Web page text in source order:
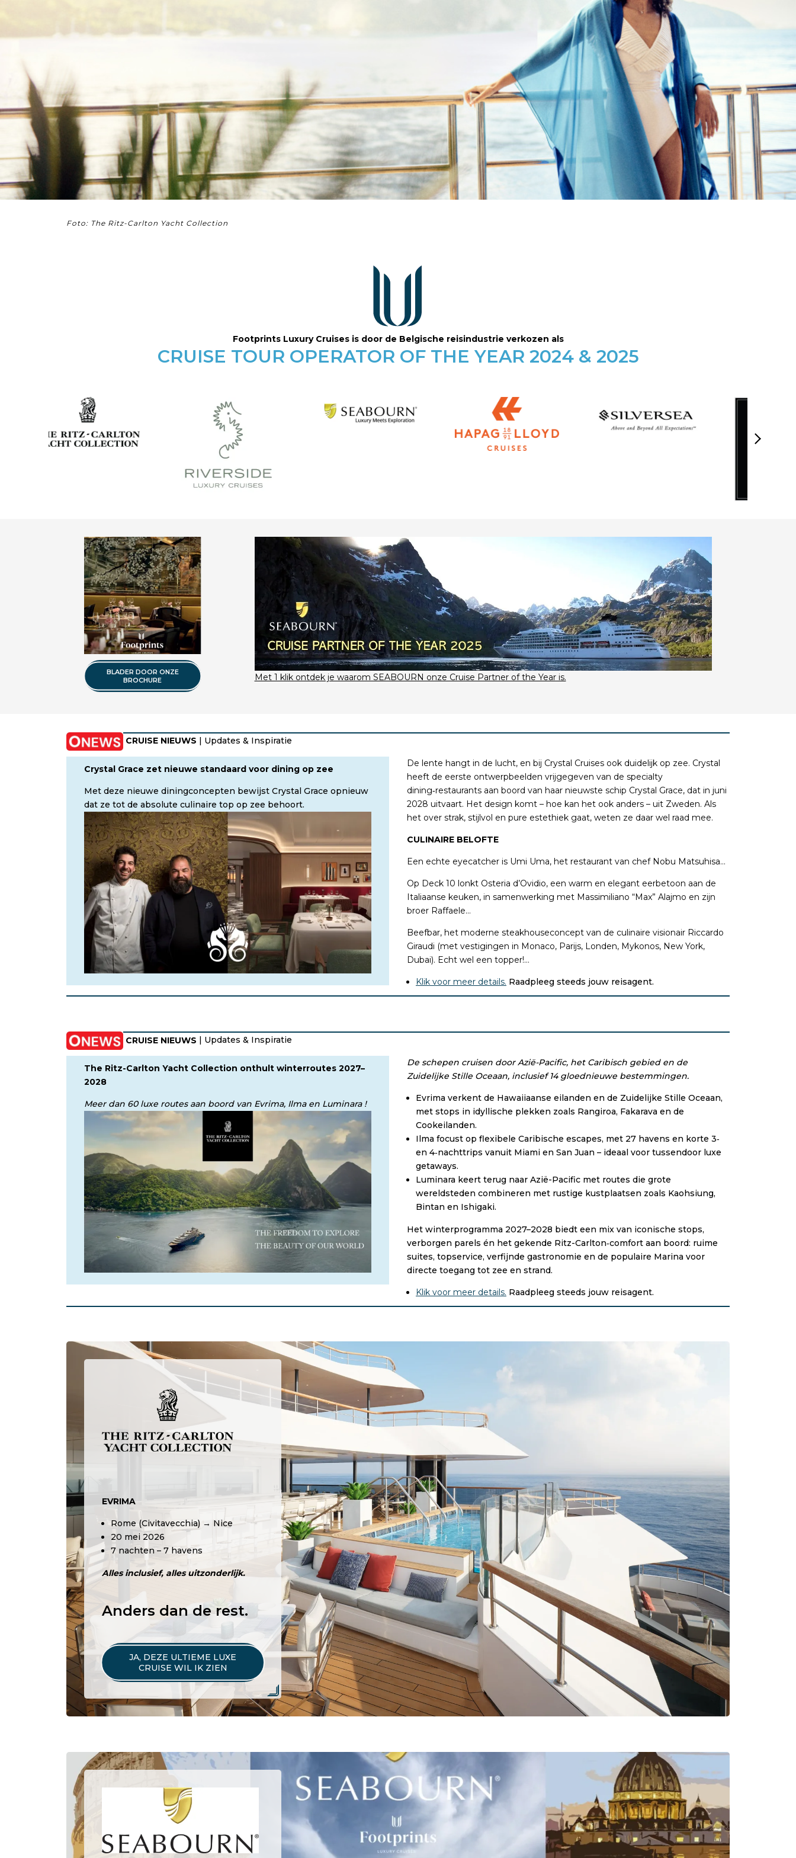
Foto: The Ritz-Carlton Yacht Collection
Footprints Luxury Cruises is door de Belgische reisindustrie verkozen als
CRUISE TOUR OPERATOR OF THE YEAR 2024 & 2025
BLADER DOOR ONZE
BROCHURE
Met 1 klik ontdek je waarom SEABOURN onze Cruise Partner of the Year is.
CRUISE NIEUWS | Updates & Inspiratie
Crystal Grace zet nieuwe standaard voor dining op zee
Met deze nieuwe diningconcepten bewijst Crystal Grace opnieuw
dat ze tot de absolute culinaire top op zee behoort.
De lente hangt in de lucht, en bij Crystal Cruises ook duidelijk op zee. Crystal
heeft de eerste ontwerpbeelden vrijgegeven van de specialty
dining‑restaurants aan boord van haar nieuwste schip Crystal Grace, dat in juni
2028 uitvaart. Het design komt – hoe kan het ook anders – uit Zweden. Als
het over strak, stijlvol en pure estethiek gaat, weten ze daar wel raad mee.
CULINAIRE BELOFTE
Een echte eyecatcher is Umi Uma, het restaurant van chef Nobu Matsuhisa…
Op Deck 10 lonkt Osteria d’Ovidio, een warm en elegant eerbetoon aan de
Italiaanse keuken, in samenwerking met Massimiliano “Max” Alajmo en zijn
broer Raffaele…
Beefbar, het moderne steakhouseconcept van de culinaire visionair Riccardo
Giraudi (met vestigingen in Monaco, Parijs, Londen, Mykonos, New York,
Dubai). Echt wel een topper!…
Klik voor meer details. Raadpleeg steeds jouw reisagent.
CRUISE NIEUWS | Updates & Inspiratie
The Ritz-Carlton Yacht Collection onthult winterroutes 2027–
2028
Meer dan 60 luxe routes aan boord van Evrima, Ilma en Luminara !
De schepen cruisen door Azië-Pacific, het Caribisch gebied en de
Zuidelijke Stille Oceaan, inclusief 14 gloednieuwe bestemmingen.
Evrima verkent de Hawaiiaanse eilanden en de Zuidelijke Stille Oceaan,
met stops in idyllische plekken zoals Rangiroa, Fakarava en de
Cookeilanden.
Ilma focust op flexibele Caribische escapes, met 27 havens en korte 3‑
en 4‑nachttrips vanuit Miami en San Juan – ideaal voor tussendoor luxe
getaways.
Luminara keert terug naar Azië-Pacific met routes die grote
wereldsteden combineren met rustige kustplaatsen zoals Kaohsiung,
Bintan en Ishigaki.
Het winterprogramma 2027–2028 biedt een mix van iconische stops,
verborgen parels én het gekende Ritz-Carlton‑comfort aan boord: ruime
suites, topservice, verfijnde gastronomie en de populaire Marina voor
directe toegang tot zee en strand.
Klik voor meer details. Raadpleeg steeds jouw reisagent.
EVRIMA
Rome (Civitavecchia) → Nice
20 mei 2026
7 nachten – 7 havens
Alles inclusief, alles uitzonderlijk.
Anders dan de rest.
JA, DEZE ULTIEME LUXE
CRUISE WIL IK ZIEN